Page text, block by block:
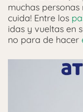
muchas personas
cuida! Entre los
idas y vueltas en
no para de hacer